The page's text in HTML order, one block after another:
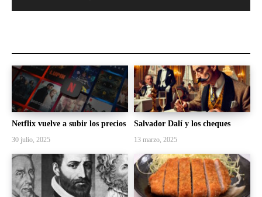
Netflix vuelve a subir los precios
30 julio, 2025
Salvador Dalí y los cheques
13 marzo, 2025